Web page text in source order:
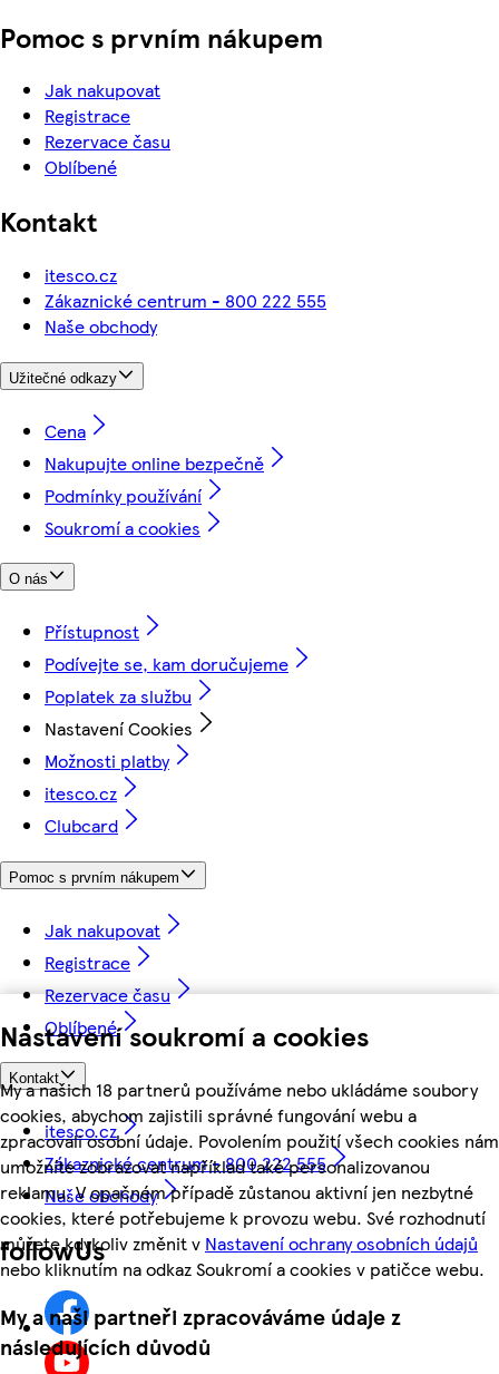
Nastavení soukromí a cookies
My a našich 18 partnerů používáme nebo ukládáme soubory
cookies, abychom zajistili správné fungování webu a
zpracovali osobní údaje. Povolením použití všech cookies nám
umožníte zobrazovat například také personalizovanou
reklamu. V opačném případě zůstanou aktivní jen nezbytné
cookies, které potřebujeme k provozu webu. Své rozhodnutí
můžete kdykoliv změnit v Nastavení ochrany osobních údajů
nebo kliknutím na odkaz Soukromí a cookies v patičce webu.
My a naši partneři zpracováváme údaje z
následujících důvodů
Pomoc s prvním nákupem
Jak nakupovat
Registrace
Rezervace času
Oblíbené
Kontakt
itesco.cz
Zákaznické centrum - 800 222 555
Naše obchody
Užitečné odkazy
Cena
Nakupujte online bezpečně
Podmínky používání
Soukromí a cookies
O nás
Přístupnost
Podívejte se, kam doručujeme
Poplatek za službu
Nastavení Cookies
Možnosti platby
itesco.cz
Clubcard
Pomoc s prvním nákupem
Jak nakupovat
Registrace
Rezervace času
Oblíbené
Kontakt
itesco.cz
Zákaznické centrum - 800 222 555
Naše obchody
followUs